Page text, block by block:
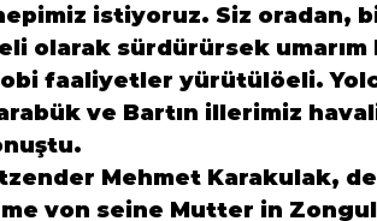
istiyoruz. Siz oradan,
olarak sürdürürsek umarım
faaliyetler yürütülöeli.
ve Bartın illerimiz
Mehmet Karakulak,
von seine Mutter in